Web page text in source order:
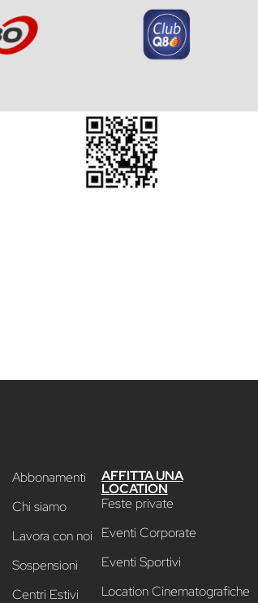
Abbonamenti
Chi siamo
Lavora con noi
Sospensioni
Centri Estivi
AFFITTA UNA
LOCATION
Feste private
Eventi Corporate
Eventi Sportivi
Location Cinematografiche